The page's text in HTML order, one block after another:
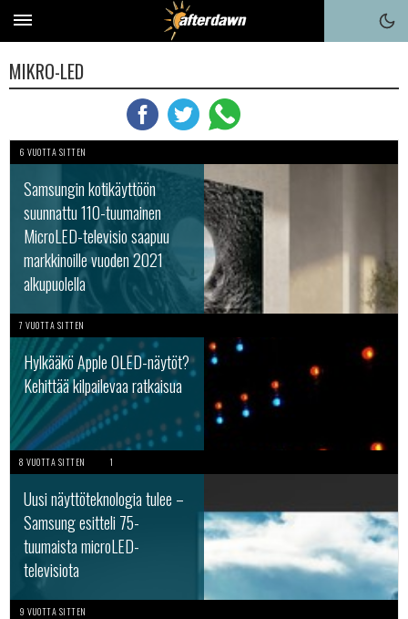
MIKRO-LED
6 VUOTTA SITTEN
Samsungin kotikäyttöön
suunnattu 110-tuumainen
MicroLED-televisio saapuu
markkinoille vuoden 2021
alkupuolella
7 VUOTTA SITTEN
Hylkääkö Apple OLED-näytöt?
Kehittää kilpailevaa ratkaisua
8 VUOTTA SITTEN 1
Uusi näyttöteknologia tulee –
Samsung esitteli 75-
tuumaista microLED-
televisiota
9 VUOTTA SITTEN